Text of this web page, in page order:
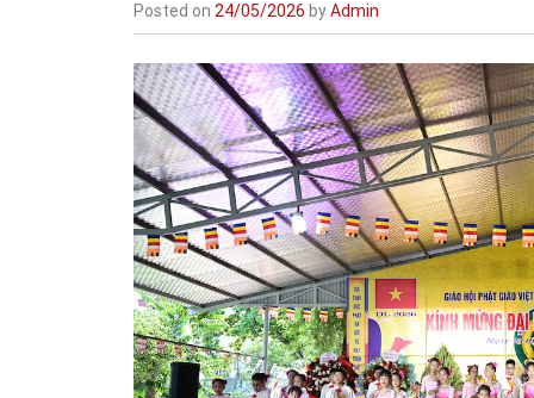
Posted on 24/05/2026 byAdmin